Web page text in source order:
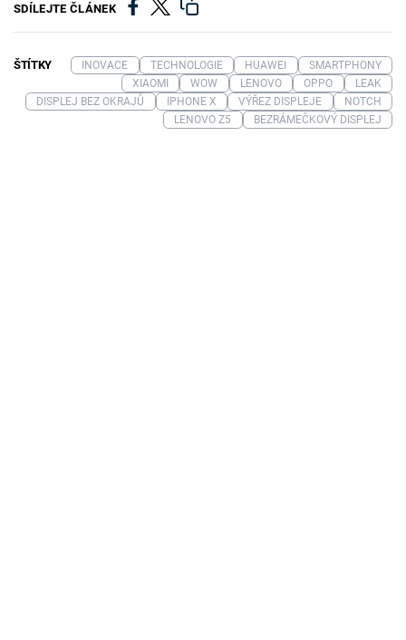
SDÍLEJTE ČLÁNEK
ŠTÍTKY INOVACE TECHNOLOGIE HUAWEI
SMARTPHONY
XIAOMI
WOW LENOVO OPPO
LEAK
DISPLEJ BEZ OKRAJŮ
IPHONE X VÝŘEZ DISPLEJE
NOTCH
LENOVO Z5
BEZRÁMEČKOVÝ DISPLEJ